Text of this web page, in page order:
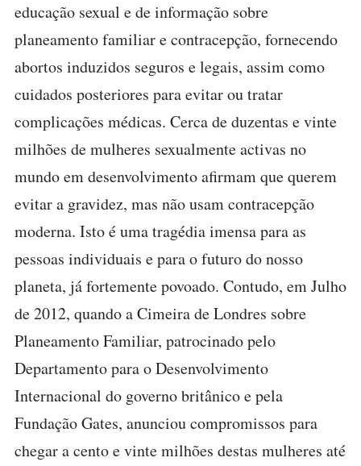
educação sexual e de informação sobre
planeamento familiar e contracepção, fornecendo
abortos induzidos seguros e legais, assim como
cuidados posteriores para evitar ou tratar
complicações médicas. Cerca de duzentas e vinte
milhões de mulheres sexualmente activas no
mundo em desenvolvimento afirmam que querem
evitar a gravidez, mas não usam contracepção
moderna. Isto é uma tragédia imensa para as
pessoas individuais e para o futuro do nosso
planeta, já fortemente povoado. Contudo, em Julho
de 2012, quando a Cimeira de Londres sobre
Planeamento Familiar, patrocinado pelo
Departamento para o Desenvolvimento
Internacional do governo britânico e pela
Fundação Gates, anunciou compromissos para
chegar a cento e vinte milhões destas mulheres até